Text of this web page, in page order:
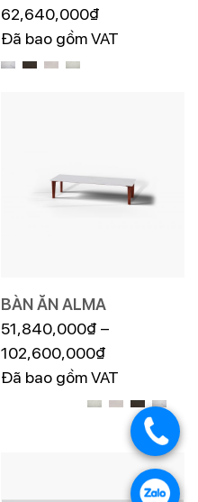
62,640,000₫
Đã bao gồm VAT
BÀN ĂN ALMA
51,840,000₫ –
102,600,000₫
Đã bao gồm VAT